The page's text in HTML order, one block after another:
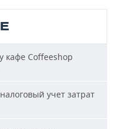
кафе Coffeeshop
учет затрат